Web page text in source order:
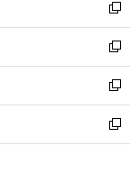
く
で
開
く
ド
ウ
で
開
く
ィ
ン
ド
ウ
で
開
く
い
ウ
ィ
ン
ド
ウ
で
開
新
し
い
ウ
ィ
ン
ド
ウ
新
し
い
ウ
ィ
ン
新
し
い
ウ
新
し